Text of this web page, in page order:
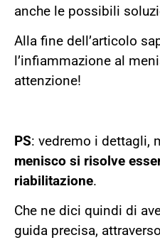
anche le possibili
Alla fine dell’articolo
l’infiammazione al
attenzione!
PS: vedremo i dettagli,
menisco si risolve
riabilitazione.
Che ne dici quindi di
guida precisa, attraverso